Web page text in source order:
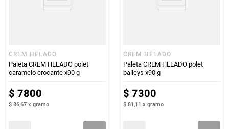
CREM HELADO
Paleta CREM HELADO polet
caramelo crocante x90 g
$ 7800
$ 86,67 x gramo
CREM HELADO
Paleta CREM HELADO polet
baileys x90 g
$ 7300
$ 81,11 x gramo